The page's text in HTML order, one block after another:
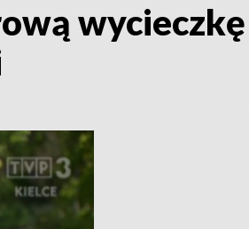
wycieczkę